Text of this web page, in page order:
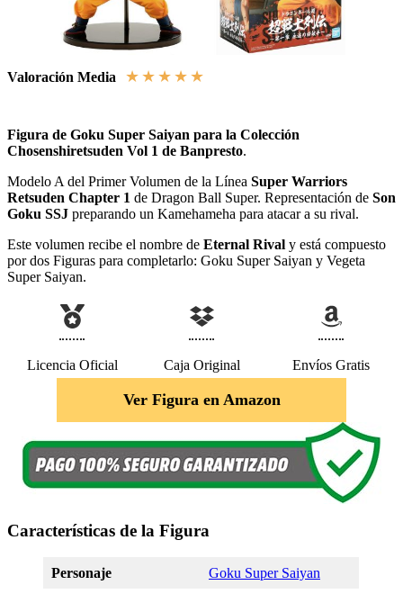
Valoración Media ★ ★ ★ ★ ★
Figura de Goku Super Saiyan para la Colección
Chosenshiretsuden Vol 1 de Banpresto.
Modelo A del Primer Volumen de la Línea Super Warriors
Retsuden Chapter 1 de Dragon Ball Super. Representación de Son
Goku SSJ preparando un Kamehameha para atacar a su rival.
Este volumen recibe el nombre de Eternal Rival y está compuesto
por dos Figuras para completarlo: Goku Super Saiyan y Vegeta
Super Saiyan.
Licencia Oficial Caja Original Envíos Gratis
Ver Figura en Amazon
Características de la Figura
Personaje Goku Super Saiyan